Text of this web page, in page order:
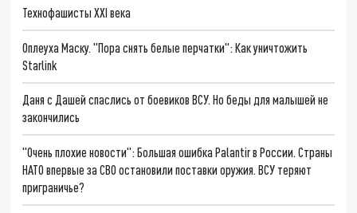
Технофашисты XXI века
Оплеуха Маску. "Пора снять белые перчатки": Как уничтожить
Starlink
Даня с Дашей спаслись от боевиков ВСУ. Но беды для малышей не
закончились
"Очень плохие новости": Большая ошибка Palantir в России. Страны
НАТО впервые за СВО остановили поставки оружия. ВСУ теряют
приграничье?